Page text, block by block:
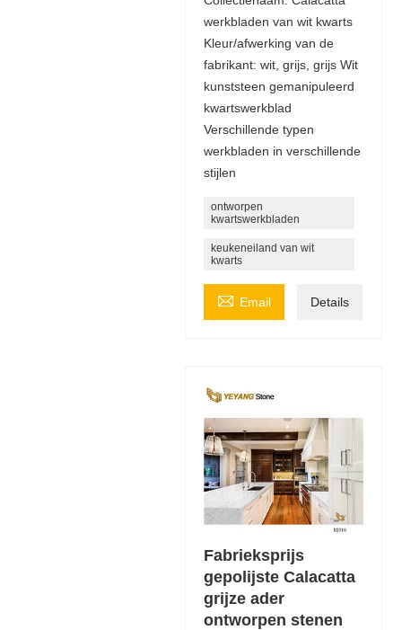
werkbladen van wit kwarts
Kleur/afwerking van de
fabrikant: wit, grijs, grijs Wit
kunststeen gemanipuleerd
kwartswerkblad
Verschillende typen
werkbladen in verschillende
stijlen
ontworpen
kwartswerkbladen
keukeneiland van wit
kwarts
 Email Details
Fabrieksprijs
gepolijste Calacatta
grijze ader
ontworpen stenen